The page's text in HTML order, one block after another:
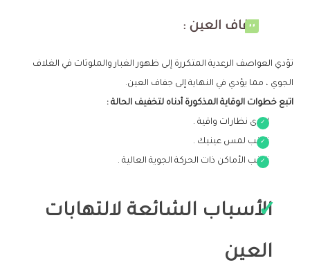
جفاف العين :
تؤدي العواصف الرعدية المتكررة إلى ظهور الغبار والملوثات في الغلاف
الجوي ، مما يؤدي في النهاية إلى جفاف العين.
اتبع خطوات الوقاية المذكورة أدناه لتخفيف الحالة :
ارتدى نظارات واقية .
تجنب لمس عينيك .
تجنب الأماكن ذات الحركة الجوية العالية .
الأسباب الشائعة لالتهابات
العين